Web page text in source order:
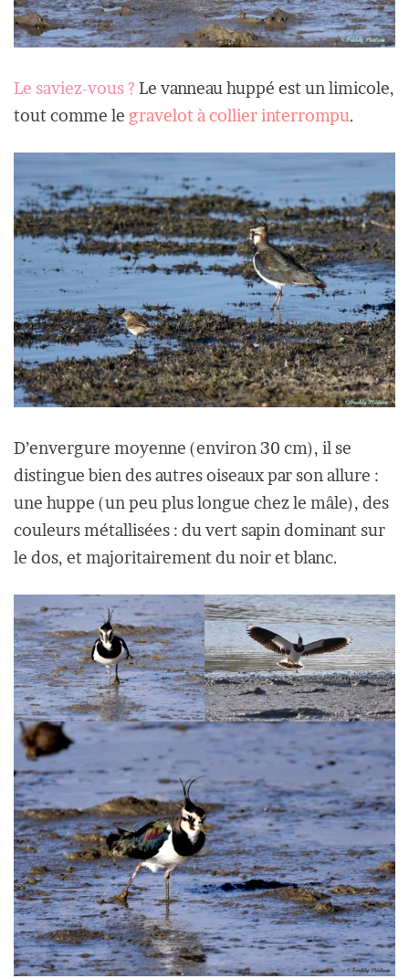
Le saviez-vous ? Le vanneau huppé est un limicole,
tout comme le gravelot à collier interrompu.
D’envergure moyenne (environ 30 cm), il se
distingue bien des autres oiseaux par son allure :
une huppe (un peu plus longue chez le mâle), des
couleurs métallisées : du vert sapin dominant sur
le dos, et majoritairement du noir et blanc.